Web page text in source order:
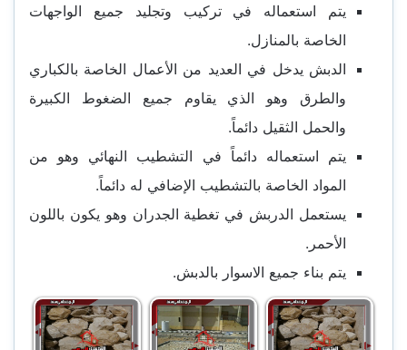
يتم استعماله في تركيب وتجليد جميع الواجهات
الخاصة بالمنازل.
الدبش يدخل في العديد من الأعمال الخاصة بالكباري
والطرق وهو الذي يقاوم جميع الضغوط الكبيرة
والحمل الثقيل دائماً.
يتم استعماله دائماً في التشطيب النهائي وهو من
المواد الخاصة بالتشطيب الإضافي له دائماً.
يستعمل الدربش في تغطية الجدران وهو يكون باللون
الأحمر.
يتم بناء جميع الاسوار بالدبش.